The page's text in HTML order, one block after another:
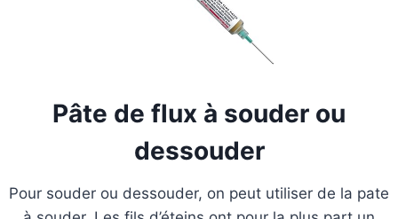
Pâte de flux à souder ou
dessouder
Pour souder ou dessouder, on peut utiliser de la pate